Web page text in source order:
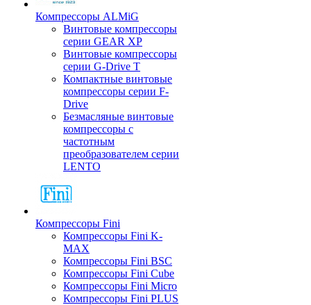
Компрессоры ALMiG
Винтовые компрессоры
серии GEAR XP
Винтовые компрессоры
серии G-Drive T
Компактные винтовые
компрессоры серии F-
Drive
Безмасляные винтовые
компрессоры с
частотным
преобразователем серии
LENTO
Компрессоры Fini
Компрессоры Fini K-
MAX
Компрессоры Fini BSC
Компрессоры Fini Cube
Компрессоры Fini Micro
Компрессоры Fini PLUS